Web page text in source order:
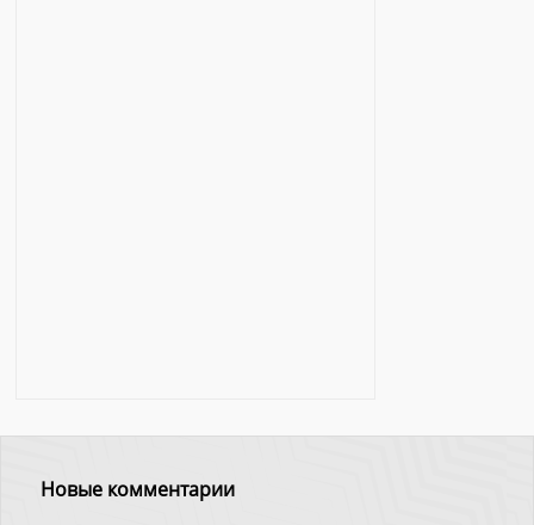
Новые комментарии